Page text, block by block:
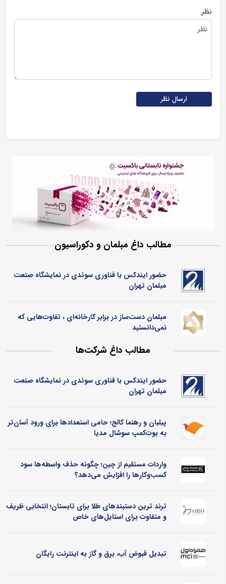
نظر
ارسال نظر
مطالب داغ مبلمان و دکوراسیون
حضور ایندکس با فناوری سوئدی در نمایشگاه صنعت
مبلمان تهران
مبلمان دست‌ساز در برابر کارخانه‌ای ، تفاوت‌هایی که
نمی‌دانستید
مطالب داغ شرکت‌ها
حضور ایندکس با فناوری سوئدی در نمایشگاه صنعت
مبلمان تهران
پیلبان و رهنما کالج؛ حامی استعدادها برای ورود آسان‌تر
به بوت‌کمپ سوشال مدیا
واردات مستقیم از چین؛ چگونه حذف واسطه‌ها سود
کسب‌وکارها را افزایش می‌دهد؟
ترند ترین دستبندهای طلا برای تابستان؛ انتخابی ظریف
و متفاوت برای استایل‌های خاص
تبدیل قبوض آب، برق و گاز به اینترنت رایگان